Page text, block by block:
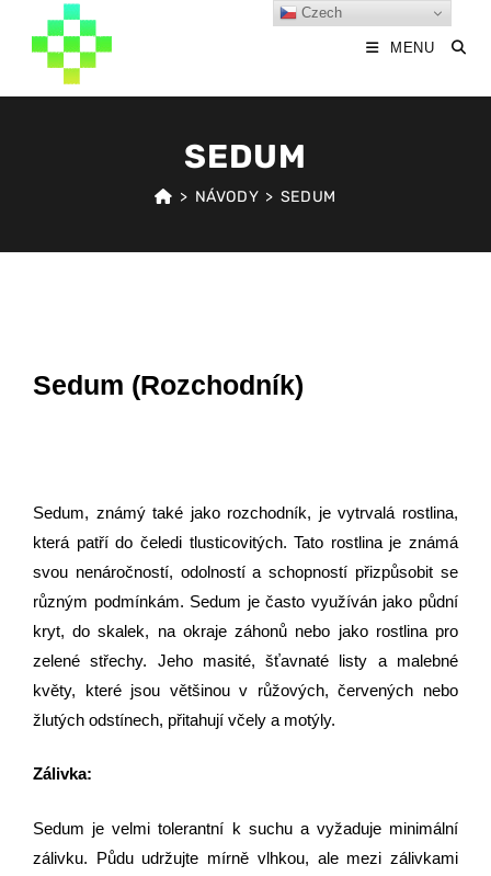
MENU
SEDUM
> NÁVODY > SEDUM
Sedum (Rozchodník)
Sedum, známý také jako rozchodník, je vytrvalá rostlina,
která patří do čeledi tlusticovitých. Tato rostlina je známá
svou nenáročností, odolností a schopností přizpůsobit se
různým podmínkám. Sedum je často využíván jako půdní
kryt, do skalek, na okraje záhonů nebo jako rostlina pro
zelené střechy. Jeho masité, šťavnaté listy a malebné
květy, které jsou většinou v růžových, červených nebo
žlutých odstínech, přitahují včely a motýly.
Zálivka:
Sedum je velmi tolerantní k suchu a vyžaduje minimální
zálivku. Půdu udržujte mírně vlhkou, ale mezi zálivkami
Czech